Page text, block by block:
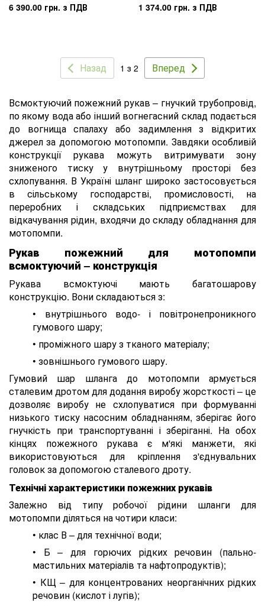
6 390.00 грн. з ПДВ 1 374.00 грн. з ПДВ
Назад 1 з 2 Вперед
Всмоктуючий пожежний рукав – гнучкий трубопровід,
по якому вода або інший вогнегасний склад подається
до вогнища спалаху або задимлення з відкритих
джерел за допомогою мотопомпи. Завдяки особливій
конструкції рукава можуть витримувати зону
зниженого тиску у внутрішньому просторі без
схлопування. В Україні шланг широко застосовується
в сільському господарстві, промисловості, на
переробних і складських підприємствах для
відкачування рідин, входячи до складу обладнання для
мотопомпи.
Рукав пожежний для мотопомпи
всмоктуючий – конструкція
Рукава всмоктуючі мають багатошарову
конструкцію. Вони складаються з:
• внутрішнього водо- і повітронепроникного
гумового шару;
• проміжного шару з тканого матеріалу;
• зовнішнього гумового шару.
Гумовий шар шланга до мотопомпи армується
сталевим дротом для додання виробу жорсткості – це
дозволяє виробу не схлопуватися при формуванні
низького тиску насосним обладнанням, зберігає його
гнучкість при транспортуванні і зберіганні. На обох
кінцях пожежного рукава є м'які манжети, які
використовуються для кріплення з'єднувальних
головок за допомогою сталевого дроту.
Технічні характеристики пожежних рукавів
Залежно від типу робочої рідини шланги для
мотопомпи діляться на чотири класи:
• клас В – для технічної води;
• Б – для горючих рідких речовин (пально-
мастильних матеріалів та нафтопродуктів);
• КЩ – для концентрованих неорганічних рідких
речовин (кислот і лугів);